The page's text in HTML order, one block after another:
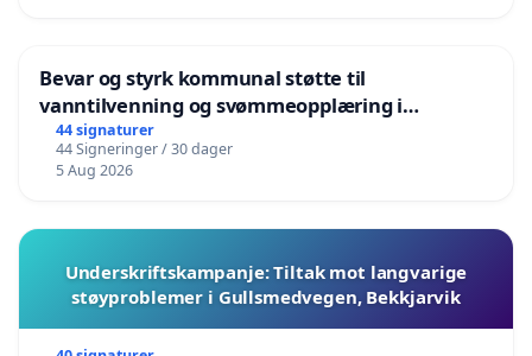
Bevar og styrk kommunal støtte til
vanntilvenning og svømmeopplæring i
barnehagene i Haugesund
44 signaturer
44 Signeringer / 30 dager
5 Aug 2026
Underskriftskampanje: Tiltak mot langvarige
støyproblemer i Gullsmedvegen, Bekkjarvik